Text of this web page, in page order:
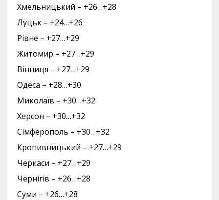
Хмельницький – +26…+28
Луцьк – +24…+26
Рівне – +27…+29
Житомир – +27…+29
Вінниця – +27…+29
Одеса – +28…+30
Миколаїв – +30…+32
Херсон – +30…+32
Сімферополь – +30…+32
Кропивницький – +27…+29
Черкаси – +27…+29
Чернігів – +26…+28
Суми – +26…+28